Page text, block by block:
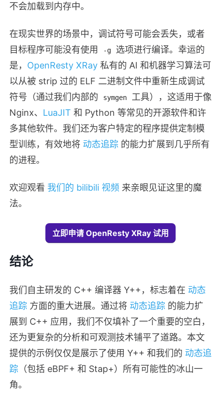
不会加载到内存中。
在现实世界的场景中，调试符号可能会丢失，或者
目标程序可能没有使用
-g
选项进行编译。幸运的
是， OpenResty XRay 私有的 AI 和机器学习算法可
以从被 strip 过的 ELF 二进制文件中重新生成调试
符号（通过我们内部的
symgen
工具），这适用于像
Nginx、 LuaJIT 和 Python 等常见的开源软件和许
多其他软件。我们还为客户特定的程序提供定制模
型训练，有效地将 动态追踪 的能力扩展到几乎所有
的进程。
欢迎观看 我们的 bilibili 视频 来亲眼见证这里的魔
法。
立即申请 OpenResty XRay 试用
结论
我们自主研发的 C++ 编译器 Y++，标志着在 动态
追踪 方面的重大进展。通过将 动态追踪 的能力扩
展到 C++ 应用，我们不仅填补了一个重要的空白，
还为更复杂的分析和可观测技术铺平了道路。本文
提供的示例仅仅是展示了使用 Y++ 和我们的 动态追
踪 （包括 eBPF+ 和 Stap+）所有可能性的冰山一
角。